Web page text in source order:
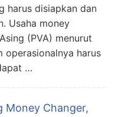
harus disiapkan dan
Usaha money
(PVA) menurut
operasionalnya harus
…
Money Changer,